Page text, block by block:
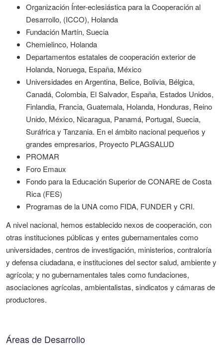
Organización Ínter-eclesiástica para la Cooperación al
Desarrollo, (ICCO), Holanda
Fundación Martín, Suecia
Chemielinco, Holanda
Departamentos estatales de cooperación exterior de
Holanda, Noruega, España, México
Universidades en Argentina, Belice, Bolivia, Bélgica,
Canadá, Colombia, El Salvador, España, Estados Unidos,
Finlandia, Francia, Guatemala, Holanda, Honduras, Reino
Unido, México, Nicaragua, Panamá, Portugal, Suecia,
Suráfrica y Tanzania. En el ámbito nacional pequeños y
grandes empresarios, Proyecto PLAGSALUD
PROMAR
Foro Emaux
Fondo para la Educación Superior de CONARE de Costa
Rica (FES)
Programas de la UNA como FIDA, FUNDER y CRI.
A nivel nacional, hemos establecido nexos de cooperación, con
otras instituciones públicas y entes gubernamentales como
universidades, centros de investigación, ministerios, contraloría
y defensa ciudadana, e instituciones del sector salud, ambiente y
agrícola; y no gubernamentales tales como fundaciones,
asociaciones agrícolas, ambientalistas, sindicatos y cámaras de
productores.
Áreas de Desarrollo